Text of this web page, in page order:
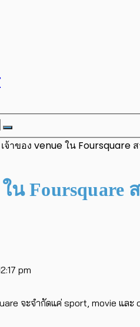
เจ้าของ venue ใน Foursquare
ใน Foursquare
pm
จะจำกัดแค่ sport, movie และ